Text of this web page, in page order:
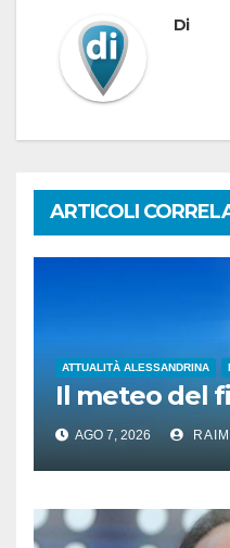
Di
ARTICOLI
ATTUALITÀ ALESSANDRINA
Il meteo del
AGO 7, 2026